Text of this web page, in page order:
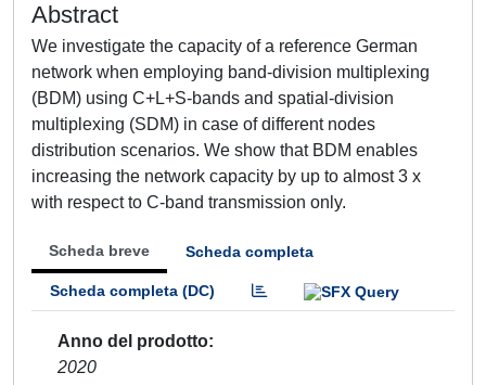
Abstract
We investigate the capacity of a reference German
network when employing band-division multiplexing
(BDM) using C+L+S-bands and spatial-division
multiplexing (SDM) in case of different nodes
distribution scenarios. We show that BDM enables
increasing the network capacity by up to almost 3 x
with respect to C-band transmission only.
Scheda breve Scheda completa
Scheda completa (DC)
Anno del prodotto
2020